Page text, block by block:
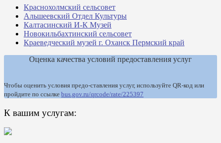
Краснохолмский сельсовет
Альшеевский Отдел Культуры
Калтасинский И-К Музей
Новокильбахтинский сельсовет
Краеведческий музей г. Оханск Пермский край
Оценка качества условий предоставления услуг
Чтобы оценить условия предо-ставления услуг, используйте QR-код или
пройдите по ссылке bus.gov.ru/qrcode/rate/225397
К вашим услугам: